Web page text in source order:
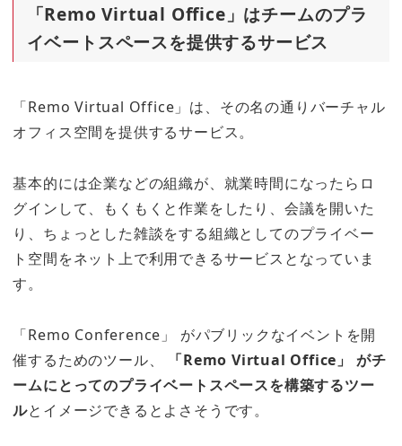
「Remo Virtual Office」はチームのプラ
イベートスペースを提供するサービス
「Remo Virtual Office」は、その名の通りバーチャル
オフィス空間を提供するサービス。
基本的には企業などの組織が、就業時間になったらロ
グインして、もくもくと作業をしたり、会議を開いた
り、ちょっとした雑談をする組織としてのプライベー
ト空間をネット上で利用できるサービスとなっていま
す。
「Remo Conference」 がパブリックなイベントを開
催するためのツール、
「Remo Virtual Office」 がチ
ームにとってのプライベートスペースを構築するツー
ルとイメージできるとよさそうです。